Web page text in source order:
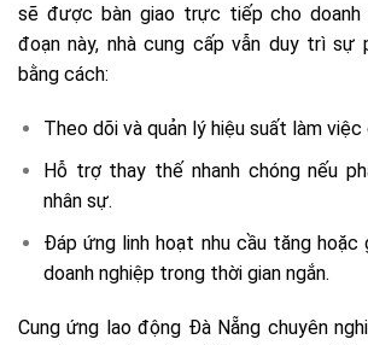
sẽ được bàn giao trực tiếp cho doanh
đoạn này, nhà cung cấp vẫn duy trì sự
bằng cách:
Theo dõi và quản lý hiệu suất làm việc
Hỗ trợ thay thế nhanh chóng nếu
nhân sự.
Đáp ứng linh hoạt nhu cầu tăng hoặc
doanh nghiệp trong thời gian ngắn.
Cung ứng lao động Đà Nẵng chuyên